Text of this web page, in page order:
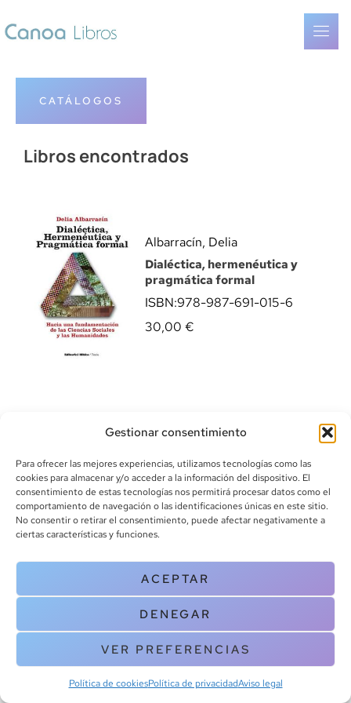
Gestionar consentimiento
Para ofrecer las mejores experiencias, utilizamos tecnologías como las
cookies para almacenar y/o acceder a la información del dispositivo. El
consentimiento de estas tecnologías nos permitirá procesar datos como el
comportamiento de navegación o las identificaciones únicas en este sitio.
No consentir o retirar el consentimiento, puede afectar negativamente a
ciertas características y funciones.
ACEPTAR
DENEGAR
VER PREFERENCIAS
Política de cookiesPolítica de privacidadAviso legal
CATÁLOGOS
Libros encontrados
Albarracín, Delia
Dialéctica, hermenéutica y
pragmática formal
ISBN:978-987-691-015-6
30,00 €
info@canoalibros.com
pedidos@canoalibros.com
+34 934 242 391
CONTACTO
Copyright © 2025 Canoa Libros. All Rights Reserved |
cookies
| Aviso legal